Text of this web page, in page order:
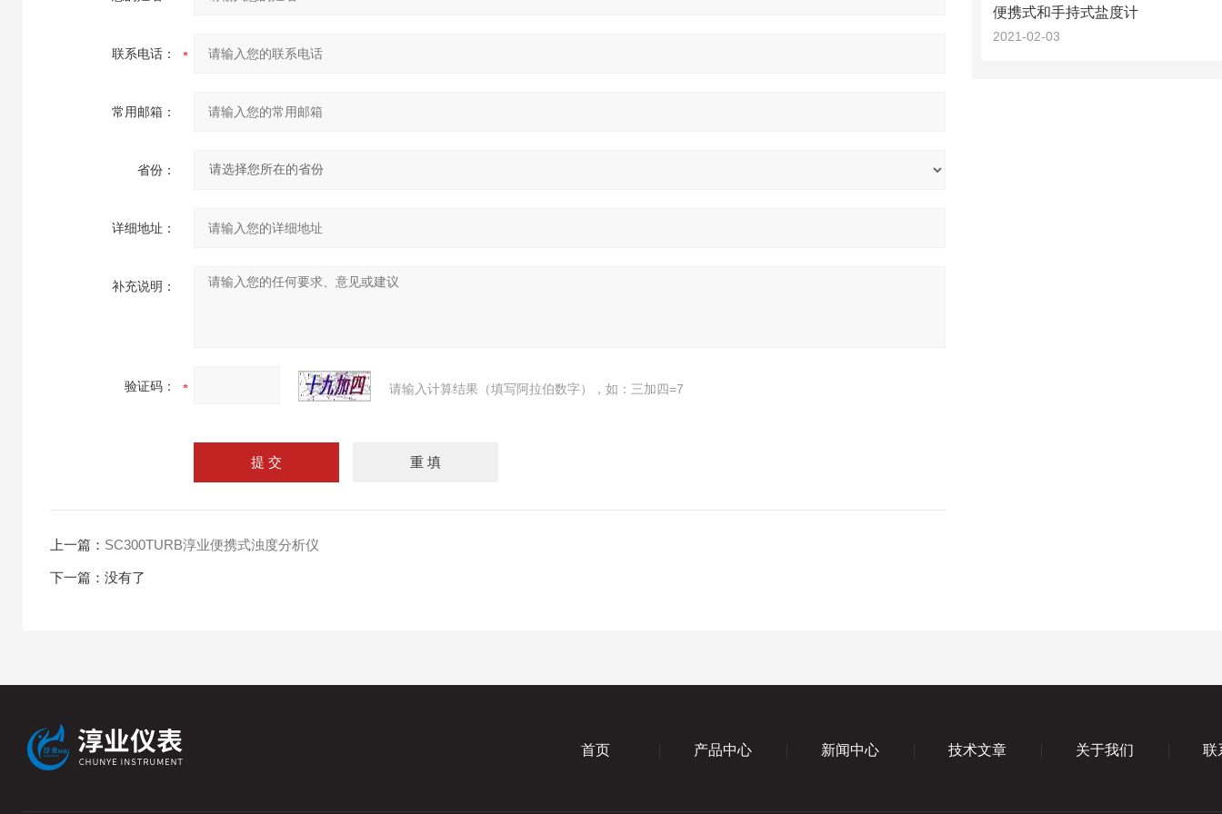
联系电话：
常用邮箱：
省份：
详细地址：
补充说明：
验证码： 请输入计算结果（填写阿拉伯数字），如：三加四=7
上一篇： SC300TURB淳业便携式浊度分析仪
下一篇：没有了
便携式和手持式盐度计​
2021-02-03
首页 产品中心 新闻中心 技术文章 关于我们 联